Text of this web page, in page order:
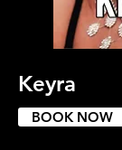
Keyra
BOOK NOW